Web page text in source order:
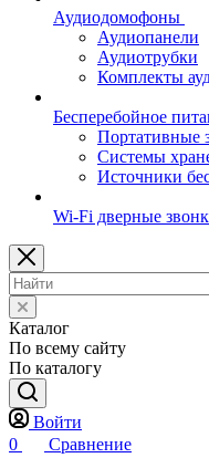
Аудиодомофоны
Аудиопанели
Аудиотрубки
Комплекты
Бесперебойное
Портативные
Системы
Источники
Wi-Fi дверные
Каталог
По всему сайту
По каталогу
Войти
0
Сравнение